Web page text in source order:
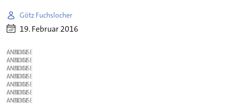
Götz Fuchslocher
19. Februar 2016
ANZEIGE
ANZEIGE
ANZEIGE
ANZEIGE
ANZEIGE
ANZEIGE
ANZEIGE